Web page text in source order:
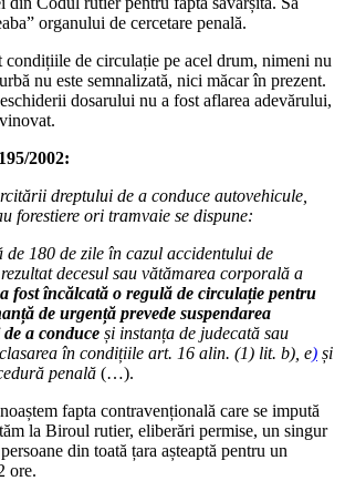
organului de cercetare penală.
condițiile de circulație pe acel drum, nimeni nu
nu este semnalizată, nici măcar în prezent.
dosarului nu a fost aflarea adevărului,
2002:
dreptului de a conduce autovehicule,
forestiere ori tramvaie se dispune:
180 de zile în cazul accidentului de
decesul sau vătămarea corporală a
fost încălcată o regulă de circulație pentru
de urgență prevede suspendarea
a conduce și instanța de judecată sau
în condițiile art. 16 alin. (1) lit. b), e) și
penală (…).
fapta contravențională care se impută
la Biroul rutier, eliberări permise, un singur
din toată țara așteaptă pentru un
ore.